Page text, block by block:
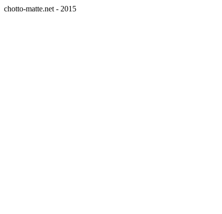
chotto-matte.net - 2015